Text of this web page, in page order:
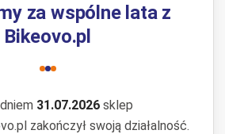
za wspólne lata z
Bikeovo.pl
31.07.2026 sklep
zakończył swoją działalność.